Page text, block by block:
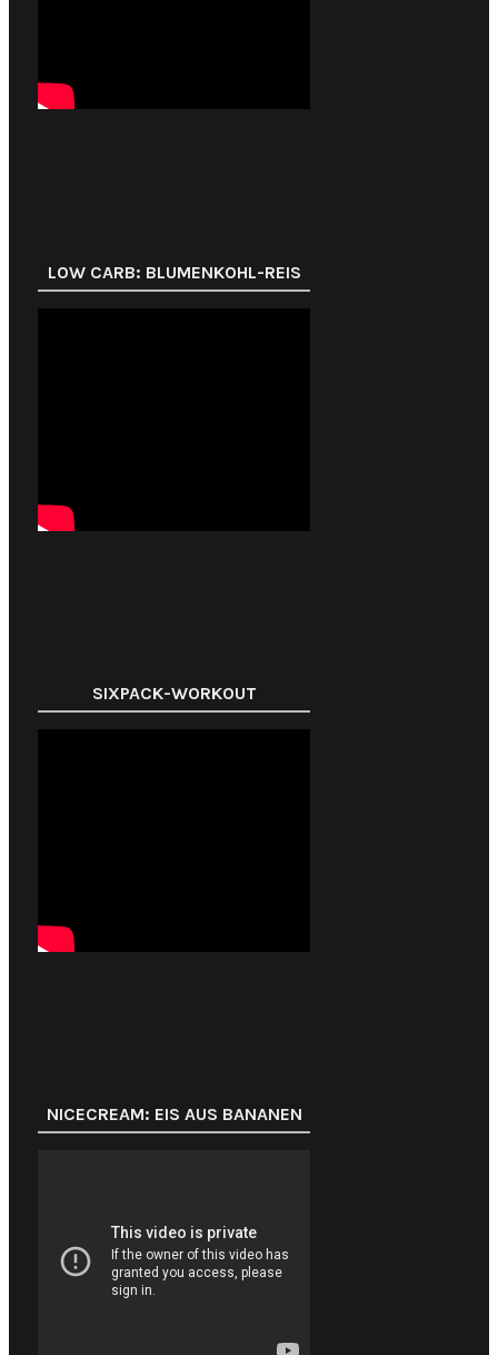
LOW CARB: BLUMENKOHL-REIS
SIXPACK-WORKOUT
NICECREAM: EIS AUS BANANEN